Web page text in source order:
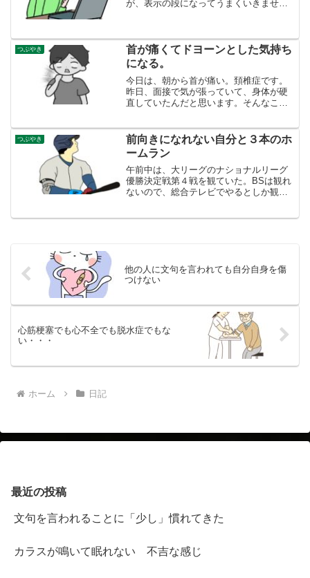
が、表示の段になってうまくいきませ
ん。うまくいかないと、つ...
つぶやき
首が痛くてドヨーンとした気持ち
になる。
今日は、朝から首が痛い。頚椎症です。
昨日、面接で気が張っていて、身体が硬
直していたんだと思います。そんなこと
くなります。そんなんで働けるんだろう
か─。そう思うと、面接は...
つぶやき
前向きになれない自分と３本のホ
ームラン
午前中は、大リーグのナショナルリーグ
優勝決定戦第４戦を観ていた。BSは観れ
ないので、総合テレビでやるとしか観な
他の人に文句を言われても自分自身を傷
つけない
心筋梗塞でも心不全でも脱水症でもな
い・・・
ホーム 日記
最近の投稿
文句を言われることに「少し」慣れてきた
カラスが鳴いて眠れない 不吉な感じ